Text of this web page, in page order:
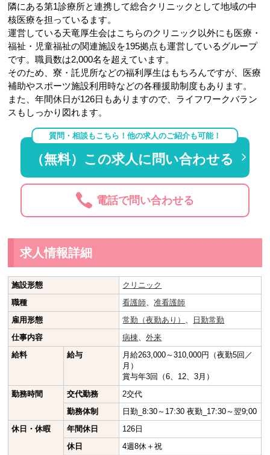
隣にある第1診療所と連携して総合クリニックとして地域の中
核医療を担っているます。
運営している天竜厚生会はこちらのクリニック以外にも医療・
福祉・児童福祉の関連施設を195拠点も運営しているグループ
です。職員数は2,000名を超えています。
そのため、寮・託児所などの福利厚生はもちろんですが、医療
補助やスポーツ施設利用時などの各種援助制度もあります。
また、年間休日が126日もありますので、ライフワークバラン
スもしっかり図れます。
質問・相談もこちら！他の求人のご紹介も可能！
（無料）この求人に問い合わせる
電話で問い合わせる
求人情報詳細
施設形態
クリニック
職種
看護師 、准看護師
雇用形態
常勤（夜勤あり）
日勤常勤
仕事内容
病棟 、外来
給料
給与
月給263,000～310,000円（夜勤5回／
月）
賞与年3回（6、12、3月）
勤務時間
交代勤務
2交代
勤務体制
日勤_8:30～17:30 夜勤_17:30～翌9;00
休日・休暇
年間休日
126日
休日
4週8休＋祝